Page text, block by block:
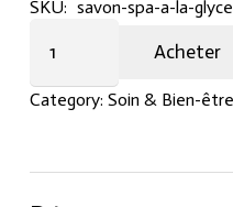
SKU: savon-spa-a-la-
SPA
à
pour
Acheter
Category: Soin & Bien-être